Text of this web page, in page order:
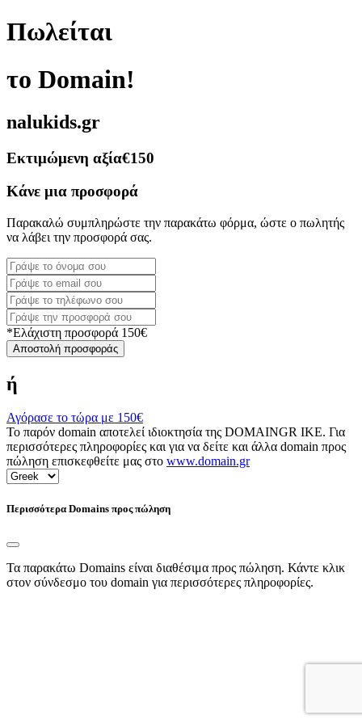
Πωλείται
το Domain!
nalukids.gr
Εκτιμώμενη αξία€150
Κάνε μια προσφορά
Παρακαλώ συμπληρώστε την παρακάτω φόρμα, ώστε ο πωλητής
να λάβει την προσφορά σας.
*Ελάχιστη προσφορά 150€
Αποστολή προσφοράς
ή
Αγόρασε το τώρα με 150€
Το παρόν domain αποτελεί ιδιοκτησία της DOMAINGR ΙΚΕ. Για
περισσότερες πληροφορίες και για να δείτε και άλλα domain προς
πώληση επισκεφθείτε μας στο www.domain.gr
Περισσότερα Domains προς πώληση
Τα παρακάτω Domains είναι διαθέσιμα προς πώληση. Κάντε κλικ
στον σύνδεσμο του domain για περισσότερες πληροφορίες.